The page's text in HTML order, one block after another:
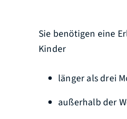
Sie benötigen eine
Kinder
länger als drei
außerhalb der